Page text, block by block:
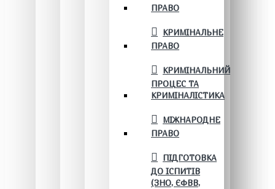
ПРАВО
КРИМІНАЛЬНЕ
ПРАВО
КРИМІНАЛЬНИЙ
ПРОЦЕС ТА
КРИМІНАЛІСТИКА
МІЖНАРОДНЕ
ПРАВО
ПІДГОТОВКА
ДО ІСПИТІВ
(ЗНО, ЄФВВ,